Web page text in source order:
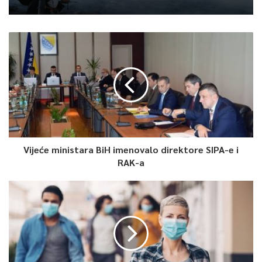
Article Rating
Vijeće ministara BiH imenovalo direktore SIPA-e i
RAK-a